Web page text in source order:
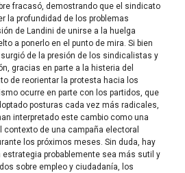
fracasó, demostrando que el sindicato
la profundidad de los problemas
de Landini de unirse a la huelga
a ponerlo en el punto de mira. Si bien
de la presión de los sindicalistas y
gracias en parte a la histeria del
de reorientar la protesta hacia los
ocurre en parte con los partidos, que
posturas cada vez más radicales,
interpretado este cambio como una
de una campaña electoral
los próximos meses. Sin duda, hay
estrategia probablemente sea más sutil y
sobre empleo y ciudadanía, los